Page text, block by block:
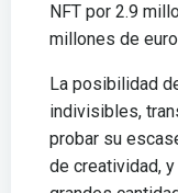
NFT por 2.9
millones de
La posibilidad
indivisibles,
probar su
de creatividad,